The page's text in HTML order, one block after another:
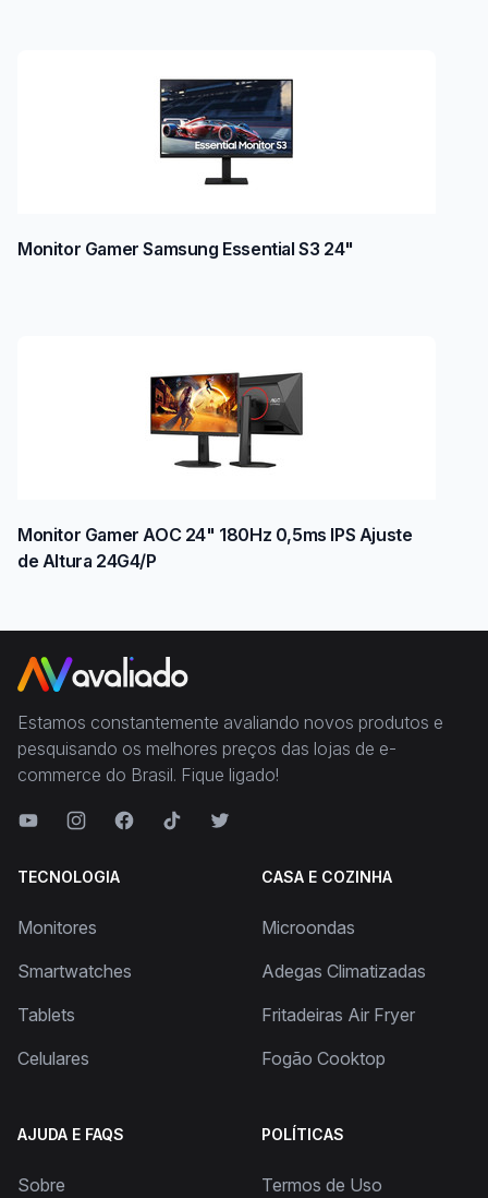
Monitor Gamer Samsung Essential S3 24"
Monitor Gamer AOC 24" 180Hz 0,5ms IPS Ajuste
de Altura 24G4/P
Estamos constantemente avaliando novos produtos e
pesquisando os melhores preços das lojas de e-
commerce do Brasil. Fique ligado!
TECNOLOGIA
Monitores
Smartwatches
Tablets
Celulares
CASA E COZINHA
Microondas
Adegas Climatizadas
Fritadeiras Air Fryer
Fogão Cooktop
AJUDA E FAQS
Sobre
POLÍTICAS
Termos de Uso